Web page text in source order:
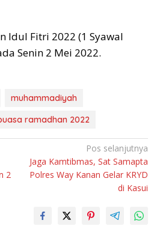
Idul Fitri 2022 (1 Syawal
Senin 2 Mei 2022.
muhammadiyah
ramadhan 2022
2
Pos selanjutnya
Jaga Kamtibmas, Sat Samapta
Polres Way Kanan Gelar KRYD
di Kasui